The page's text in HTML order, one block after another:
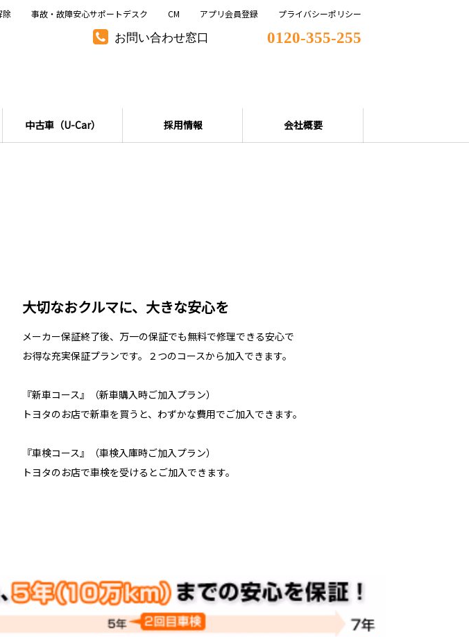
お問い合わせ窓口 0120-355-255
中古車（U-Car） 採用情報 会社概要
除 事故・故障安心サポートデスク CM アプリ会員登録 プライバシーポリシー
大切なおクルマに、大きな安心を
メーカー保証終了後、万一の保証でも無料で修理できる安心で
お得な充実保証プランです。２つのコースから加入できます。
『新車コース』（新車購入時ご加入プラン）
トヨタのお店で新車を買うと、わずかな費用でご加入できます。
『車検コース』（車検入庫時ご加入プラン）
トヨタのお店で車検を受けるとご加入できます。